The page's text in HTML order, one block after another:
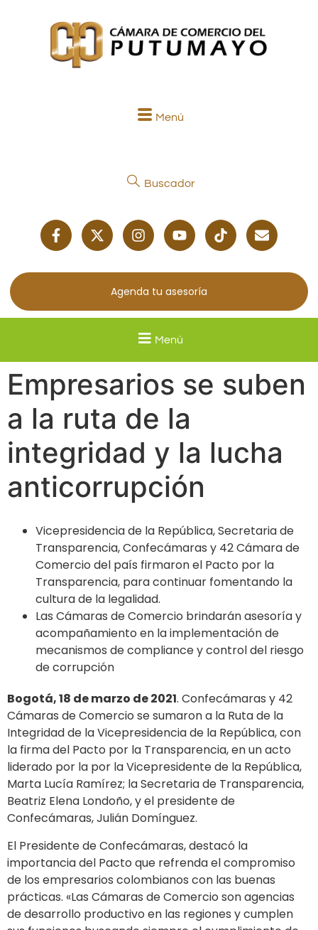
Menú
Buscador
Agenda tu asesoría
Menú
Empresarios se suben
a la ruta de la
integridad y la lucha
anticorrupción
Vicepresidencia de la República, Secretaria de
Transparencia, Confecámaras y 42 Cámara de
Comercio del país firmaron el Pacto por la
Transparencia, para continuar fomentando la
cultura de la legalidad.
Las Cámaras de Comercio brindarán asesoría y
acompañamiento en la implementación de
mecanismos de compliance y control del riesgo
de corrupción
Bogotá, 18 de marzo de 2021. Confecámaras y 42
Cámaras de Comercio se sumaron a la Ruta de la
Integridad de la Vicepresidencia de la República, con
la firma del Pacto por la Transparencia, en un acto
liderado por la por la Vicepresidente de la República,
Marta Lucía Ramírez; la Secretaria de Transparencia,
Beatriz Elena Londoño, y el presidente de
Confecámaras, Julián Domínguez.
El Presidente de Confecámaras, destacó la
importancia del Pacto que refrenda el compromiso
de los empresarios colombianos con las buenas
prácticas. «Las Cámaras de Comercio son agencias
de desarrollo productivo en las regiones y cumplen